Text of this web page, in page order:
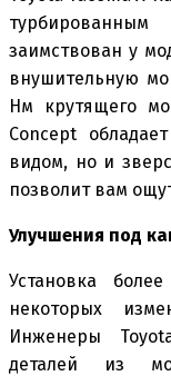
заимствован у
внушительную
Нм крутящего
Concept
видом, но и
позволит вам
Улучшения под
Установка
некоторых
Инженеры
деталей из